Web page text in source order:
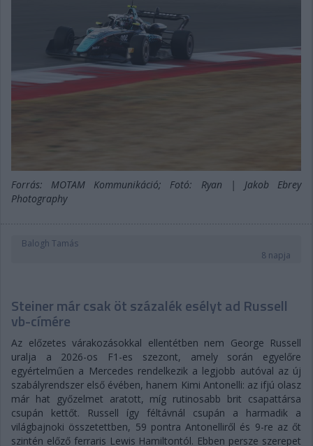
Forrás: MOTAM Kommunikáció; Fotó: Ryan | Jakob Ebrey
Photography
Balogh Tamás
8 napja
Steiner már csak öt százalék esélyt ad Russell
vb-címére
Az előzetes várakozásokkal ellentétben nem George Russell
uralja a 2026-os F1-es szezont, amely során egyelőre
egyértelműen a Mercedes rendelkezik a legjobb autóval az új
szabályrendszer első évében, hanem Kimi Antonelli: az ifjú olasz
már hat győzelmet aratott, míg rutinosabb brit csapattársa
csupán kettőt. Russell így féltávnál csupán a harmadik a
világbajnoki összetettben, 59 pontra Antonelliről és 9-re az őt
szintén előző ferraris Lewis Hamiltontól. Ebben persze szerepet